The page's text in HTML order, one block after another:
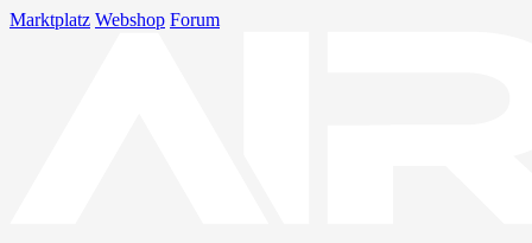
Marktplatz Webshop Forum